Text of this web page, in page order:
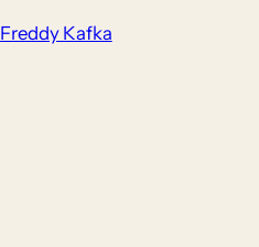
Freddy Kafka